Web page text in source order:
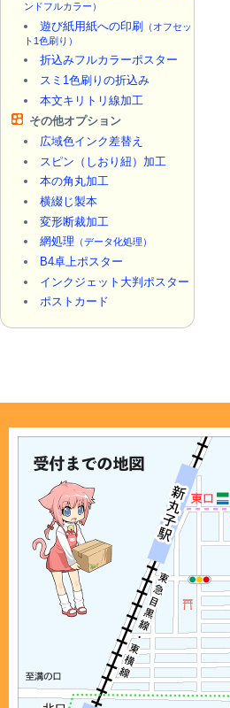
ンドフルカラー）
遊び紙用紙への印刷 （オフセッ
ト1色刷り）
折込みフルカラーポスター
スミ1色刷りの折込み
本文キリトリ線加工
その他オプション
広域色インク差替え
スピン（しおり紐）加工
本の角丸加工
横綴じ製本
変形断裁加工
網処理 （データ化処理）
B4卓上ポスター
インクジェット大判ポスター
ポストカード